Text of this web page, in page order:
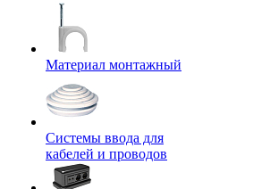
Материал монтажный
Системы ввода для
кабелей и проводов